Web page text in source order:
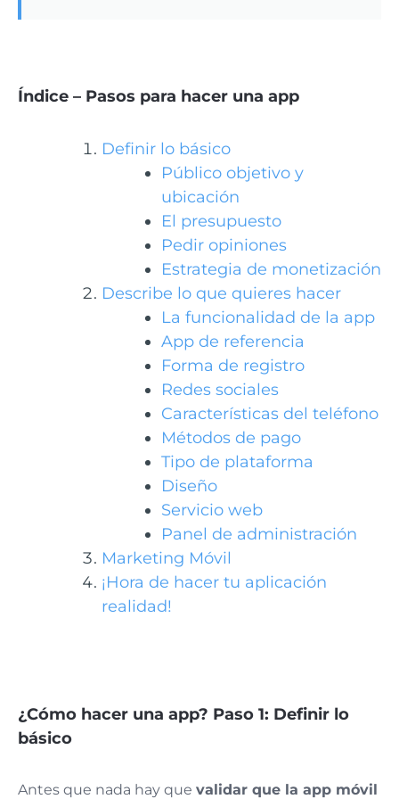
Índice – Pasos para hacer una app
Definir lo básico
Público objetivo y
ubicación
El presupuesto
Pedir opiniones
Estrategia de monetización
Describe lo que quieres hacer
La funcionalidad de la app
App de referencia
Forma de registro
Redes sociales
Características del teléfono
Métodos de pago
Tipo de plataforma
Diseño
Servicio web
Panel de administración
Marketing Móvil
¡Hora de hacer tu aplicación
realidad!
¿Cómo hacer una app? Paso 1: Definir lo
básico
Antes que nada hay que validar que la app móvil